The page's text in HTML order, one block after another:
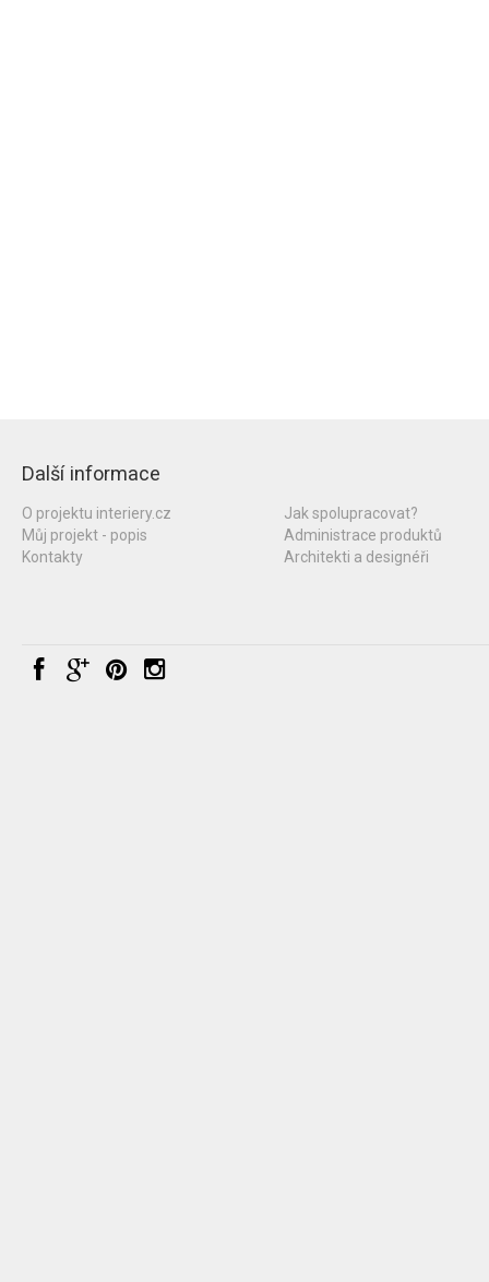
Další informace
O projektu interiery.cz
Můj projekt - popis
Kontakty
Jak spolupracovat?
Administrace produktů
Architekti a designéři